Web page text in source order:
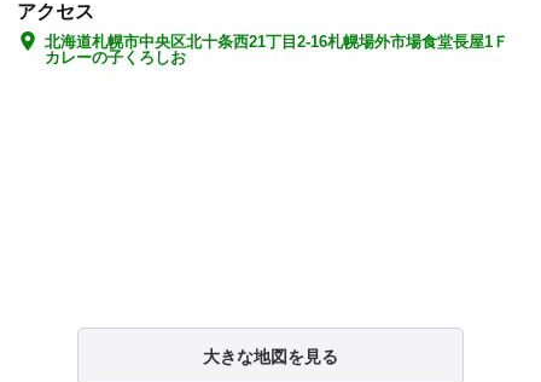
アクセス
北海道札幌市中央区北十条西21丁目2-16札幌場外市場食堂長屋1Ｆ
カレーの子くろしお
大きな地図を見る